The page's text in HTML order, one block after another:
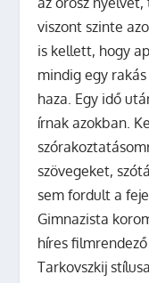
viszont szinte
is kellett, hogy
mindig egy
haza. Egy idő
írnak azokban.
szövegeket,
sem fordult a
Gimnazista
híres
Tarkovszkij